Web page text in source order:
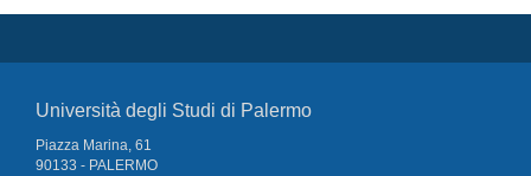
Università degli Studi di Palermo
Piazza Marina, 61
90133 - PALERMO